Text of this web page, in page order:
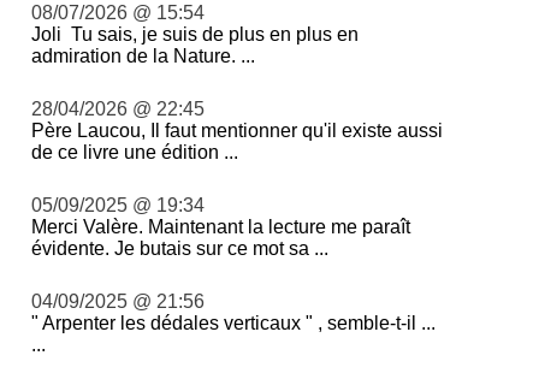
08/07/2026 @ 15:54
Joli Tu sais, je suis de plus en plus en
admiration de la Nature. ...
28/04/2026 @ 22:45
Père Laucou, Il faut mentionner qu'il existe aussi
de ce livre une édition ...
05/09/2025 @ 19:34
Merci Valère. Maintenant la lecture me paraît
évidente. Je butais sur ce mot sa ...
04/09/2025 @ 21:56
" Arpenter les dédales verticaux " , semble-t-il ...
...